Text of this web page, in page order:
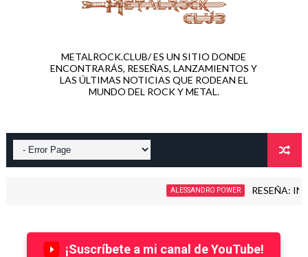
METALROCK.CLUB/ ES UN SITIO DONDE
ENCONTRARÁS, RESEÑAS, LANZAMIENTOS Y
LAS ÚLTIMAS NOTICIAS QUE RODEAN EL
MUNDO DEL ROCK Y METAL.
ALESSANDRO POWER RESEÑA:
¡Suscríbete a mi canal de YouTube!